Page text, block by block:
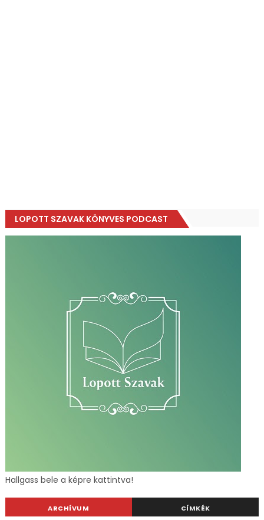
LOPOTT SZAVAK KÖNYVES PODCAST
Hallgass bele a képre kattintva!
ARCHÍVUM CÍMKÉK